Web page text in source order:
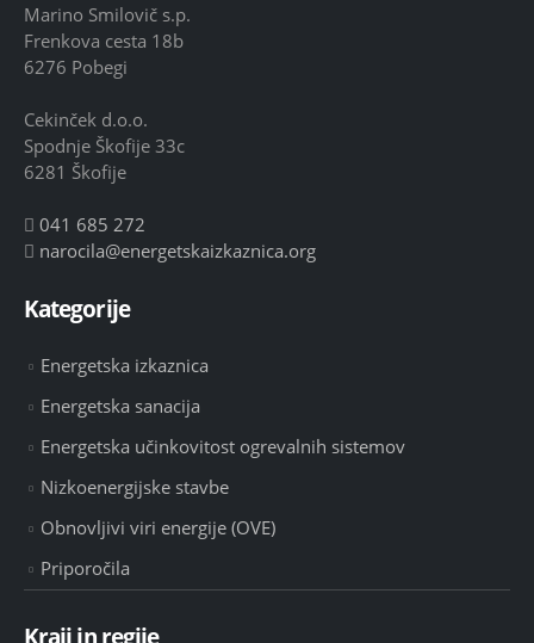
Marino Smilovič s.p.
Frenkova cesta 18b
6276 Pobegi
Cekinček d.o.o.
Spodnje Škofije 33c
6281 Škofije
041 685 272
narocila@energetskaizkaznica.org
Kategorije
Energetska izkaznica
Energetska sanacija
Energetska učinkovitost ogrevalnih sistemov
Nizkoenergijske stavbe
Obnovljivi viri energije (OVE)
Priporočila
Kraji in regije